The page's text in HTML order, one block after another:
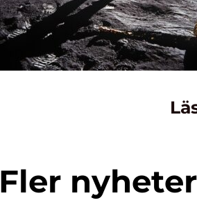
Fler nyheter